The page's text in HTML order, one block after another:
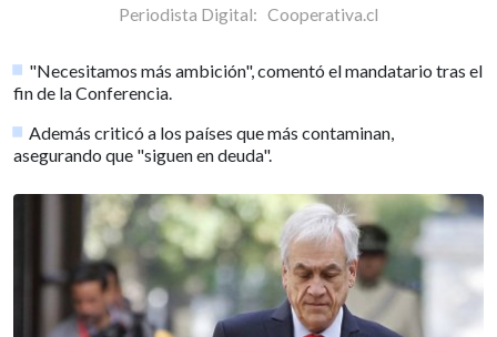
Periodista Digital: Cooperativa.cl
"Necesitamos más ambición", comentó el mandatario tras el
fin de la Conferencia.
Además criticó a los países que más contaminan,
asegurando que "siguen en deuda".